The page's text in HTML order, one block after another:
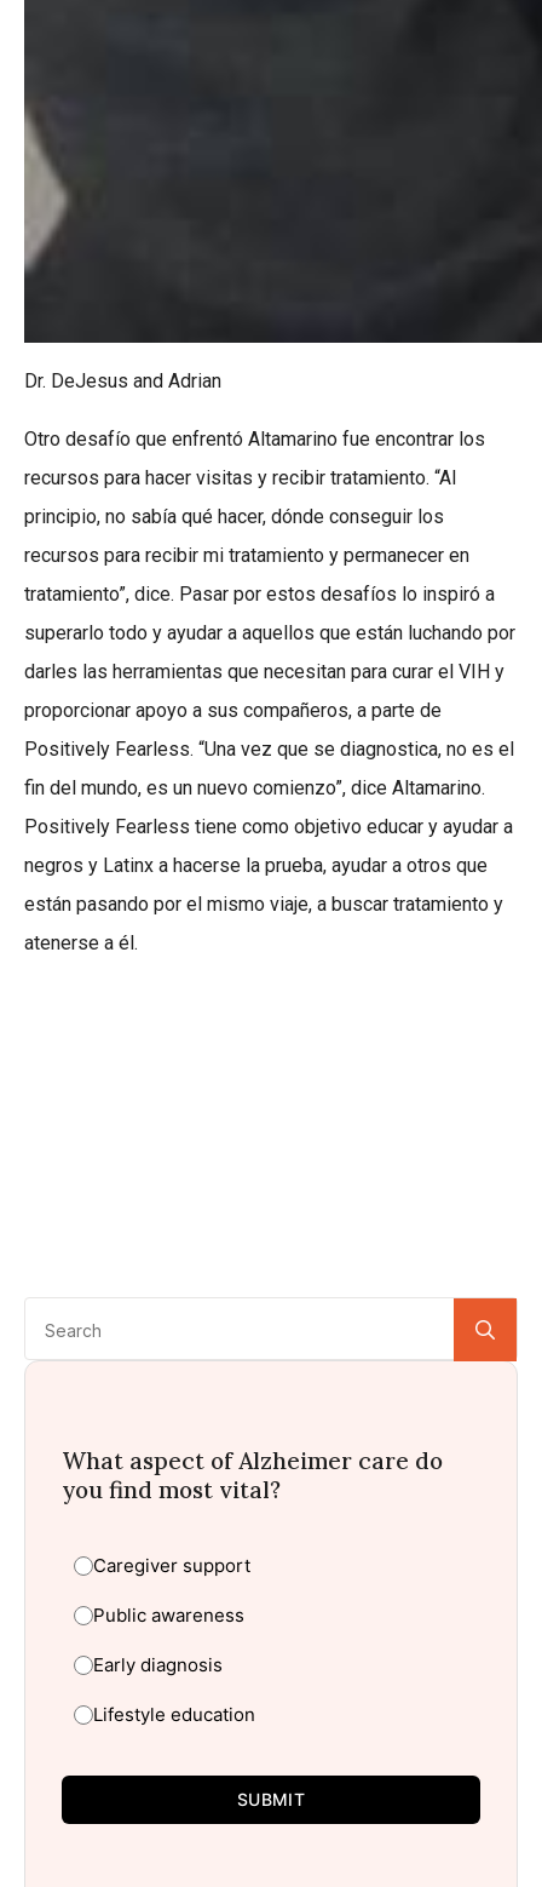
Dr. DeJesus and Adrian
Otro desafío que enfrentó Altamarino fue encontrar los
recursos para hacer visitas y recibir tratamiento. “Al
principio, no sabía qué hacer, dónde conseguir los
recursos para recibir mi tratamiento y permanecer en
tratamiento”, dice. Pasar por estos desafíos lo inspiró a
superarlo todo y ayudar a aquellos que están luchando por
darles las herramientas que necesitan para curar el VIH y
proporcionar apoyo a sus compañeros, a parte de
Positively Fearless. “Una vez que se diagnostica, no es el
fin del mundo, es un nuevo comienzo”, dice Altamarino.
Positively Fearless tiene como objetivo educar y ayudar a
negros y Latinx a hacerse la prueba, ayudar a otros que
están pasando por el mismo viaje, a buscar tratamiento y
atenerse a él.
What aspect of Alzheimer care do
you find most vital?
Caregiver support
Public awareness
Early diagnosis
Lifestyle education
SUBMIT